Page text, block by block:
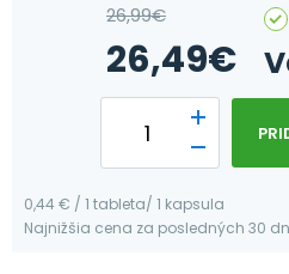
26,99€
26,49€
0,44 € / 1 tableta/ 1 kapsula
Najnižšia cena za posledných 30